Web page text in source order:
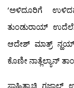
‘ಅಳಿದೂರಿಗೆ
ತುಂಡುರಾಯ್
ಆದೇಶ್ ಮಾತ್ರ್
ಕೊಣೀ ನಾತ್ಲೆಲ್ಯಾನ್